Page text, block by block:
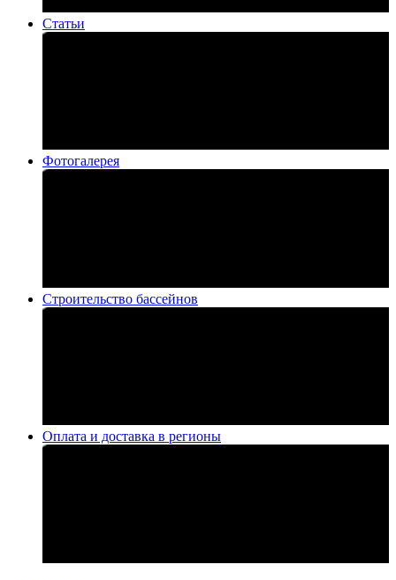
Статьи
Фотогалерея
Строительство бассейнов
Оплата и доставка в регионы